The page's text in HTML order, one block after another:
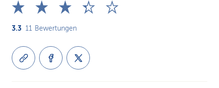
3.3 11 Bewertungen